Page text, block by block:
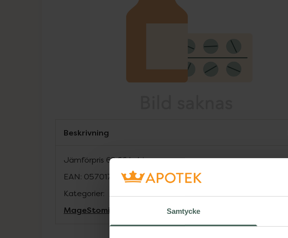
Samtycke
Beskrivning
Jämförpris 62,66 kr/st
EAN: 05701780571395
Kategorier:
MageStomi